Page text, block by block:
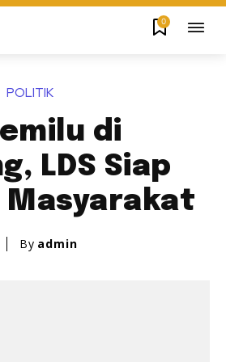
0
POLITIK
di
LDS Siap
Masyarakat
By admin